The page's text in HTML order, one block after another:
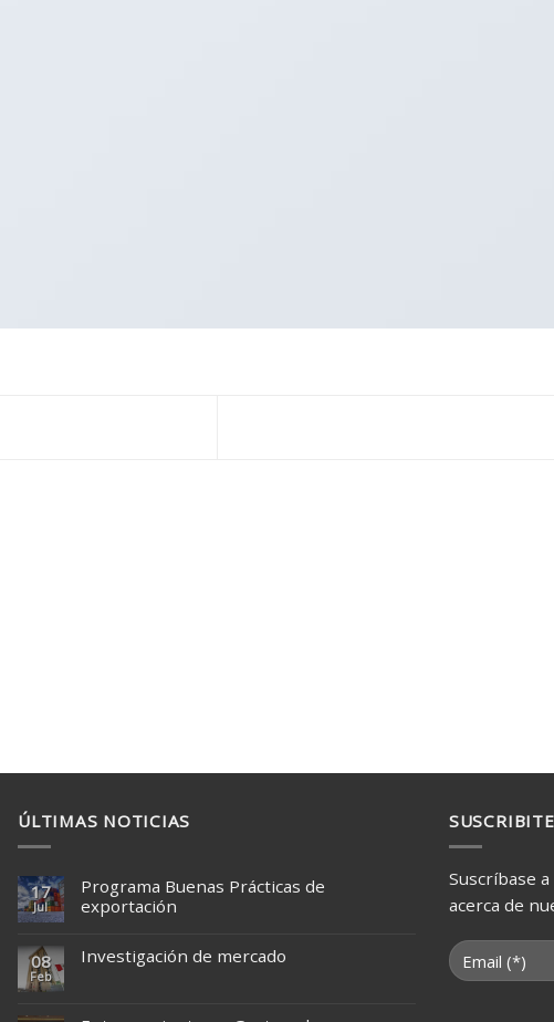
ÚLTIMAS NOTICIAS
17
Jul
Programa Buenas Prácticas de
exportación
08
Feb
Investigación de mercado
Suscríbase
acerca de